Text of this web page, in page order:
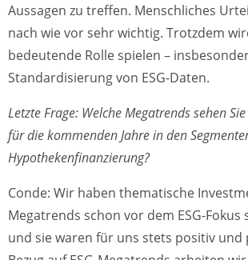
Aussagen zu treffen. Menschliches
nach wie vor sehr wichtig. Trotzdem
bedeutende Rolle spielen –
Standardisierung von ESG-Daten.
Letzte Frage: Welche Megatrends sehen
für die kommenden Jahre in den
Hypothekenfinanzierung?
Conde: Wir haben thematische
Megatrends schon vor dem ESG-Fokus
und sie waren für uns stets positiv und